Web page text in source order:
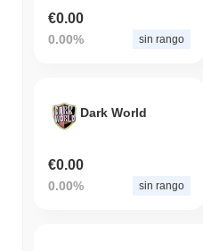
€0.00
0.00% sin rango
Dark World
€0.00
0.00% sin rango